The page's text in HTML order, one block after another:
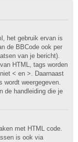
het gebruik ervan is
de BBCode ook per
van je bericht).
HTML, tags worden
< en >. Daarnaast
wordt weergegeven.
de handleiding die je
met HTML code.
is ook via